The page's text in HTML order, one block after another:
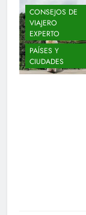
CONSEJOS DE
VIAJERO
EXPERTO
PAÍSES Y
CIUDADES